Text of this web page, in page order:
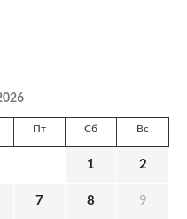
Пт Сб Вс
1 2
7 8 9